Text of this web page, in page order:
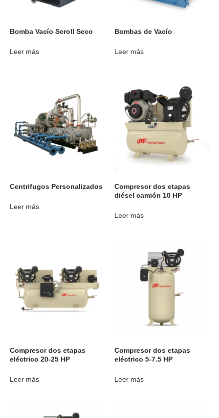
Bomba Vacío Scroll Seco
Leer más
Bombas de Vacío
Leer más
Centrifugos Personalizados
Leer más
Compresor dos etapas
diésel camión 10 HP
Leer más
Compresor dos etapas
eléctrico 20-25 HP
Leer más
Compresor dos etapas
eléctrico 5-7.5 HP
Leer más